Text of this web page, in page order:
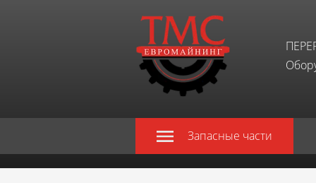
Запасные части